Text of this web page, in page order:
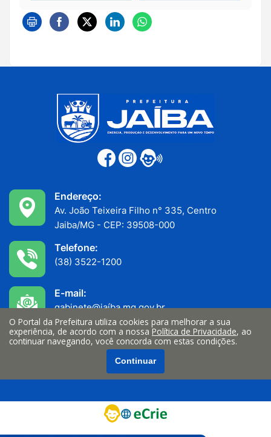
Endereço:
Av. João Teixeira Filho n° 335, Centro
Jaiba/MG - CEP: 39508-000
Telefone:
(38) 3522-1200
E-mail:
gabinete@jaíba.mg.gov.br
Funcionamento:
Atendimento ao público: 7h às 11h
Serviços internos: 13h às 17h
O Portal da Prefeitura utiliza cookies para melhorar a sua
experiência, de acordo com a nossaPolítica de Privacidade, ao
continuar navegando, você concorda com estas condições.
Continuar